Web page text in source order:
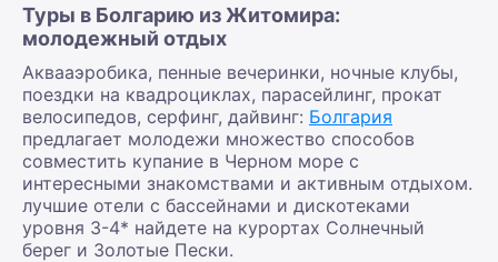
Туры в Болгарию из Житомира:
молодежный отдых
Аквааэробика, пенные вечеринки, ночные клубы,
поездки на квадроциклах, парасейлинг, прокат
велосипедов, серфинг, дайвинг: Болгария
предлагает молодежи множество способов
совместить купание в Черном море с
интересными знакомствами и активным отдыхом.
лучшие отели с бассейнами и дискотеками
уровня 3-4* найдете на курортах Солнечный
берег и Золотые Пески.